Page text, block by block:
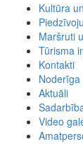
Kultūra
Maršruti
Tūrisma
Kontakti
Aktuāli
Video